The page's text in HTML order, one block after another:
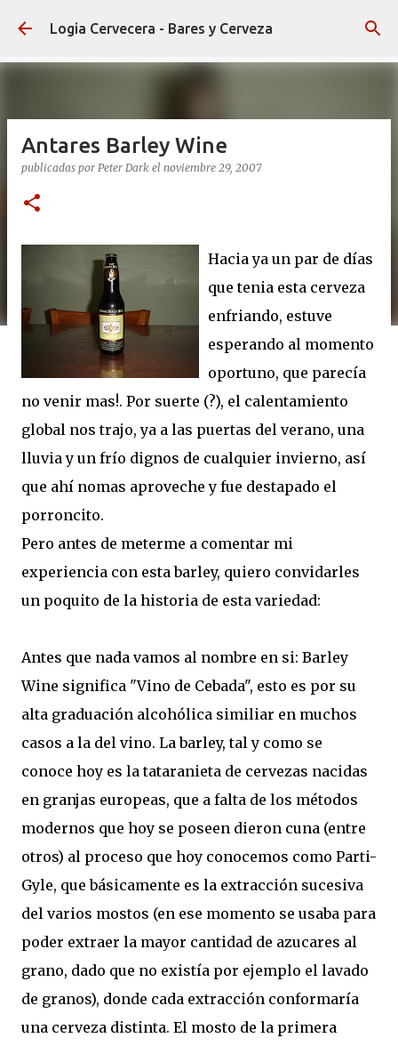
Ir al contenido principal
Logia Cervecera - Bares y Cerveza
Antares Barley Wine
publicadas por Peter Dark el noviembre 29, 2007
Hacia ya un par de días
que tenia esta cerveza
enfriando, estuve
esperando al momento
oportuno, que parecía
no venir mas!. Por suerte (?), el calentamiento
global nos trajo, ya a las puertas del verano, una
lluvia y un frío dignos de cualquier invierno, así
que ahí nomas aproveche y fue destapado el
porroncito.
Pero antes de meterme a comentar mi
experiencia con estabarley, quiero convidarles
un poquito de la historia de esta variedad:
Antes que nada vamos al nombre en si: Barley
Wine significa "Vino de Cebada", esto es por su
alta graduación alcohólica similiar en muchos
casos a la del vino. Labarley, tal y como se
conoce hoy es la tataranieta de cervezas nacidas
en granjas europeas, que a falta de los métodos
modernos que hoy se poseen dieron cuna (entre
otros) al proceso que hoy conocemos como Parti-
Gyle, que básicamente es la extracción sucesiva
del varios mostos (en ese momento se usaba para
poder extraer la mayor cantidad de azucares al
grano, dado que no existía por ejemplo el lavado
de granos), donde cada extracción conformaría
una cerveza distinta. El mosto de la primera